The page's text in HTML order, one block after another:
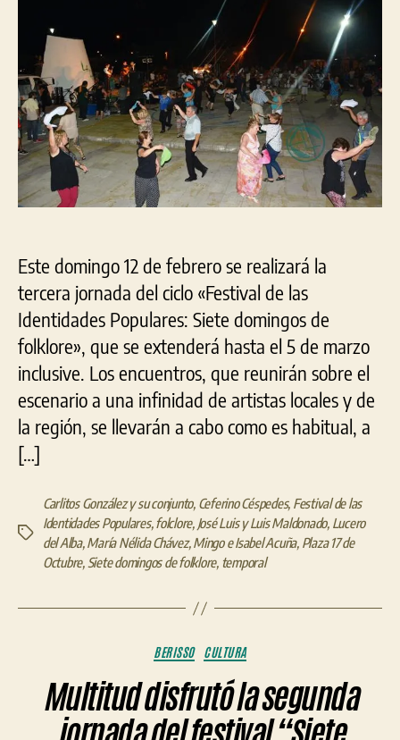
Este domingo 12 de febrero se realizará la
tercera jornada del ciclo «Festival de las
Identidades Populares: Siete domingos de
folklore», que se extenderá hasta el 5 de marzo
inclusive. Los encuentros, que reunirán sobre el
escenario a una infinidad de artistas locales y de
la región, se llevarán a cabo como es habitual, a
[…]
Etiquetas
Carlitos González y su conjunto, Ceferino Céspedes, Festival de las
Identidades Populares,folclore, José Luis y Luis Maldonado, Lucero
del Alba,María Nélida Chávez,Mingo e Isabel Acuña, Plaza 17 de
Octubre, Siete domingos de folklore, temporal
Categorías
BERISSO CULTURA
Multitud disfrutó la segunda